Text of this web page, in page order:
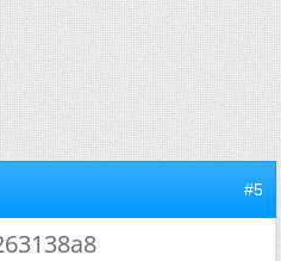
#5